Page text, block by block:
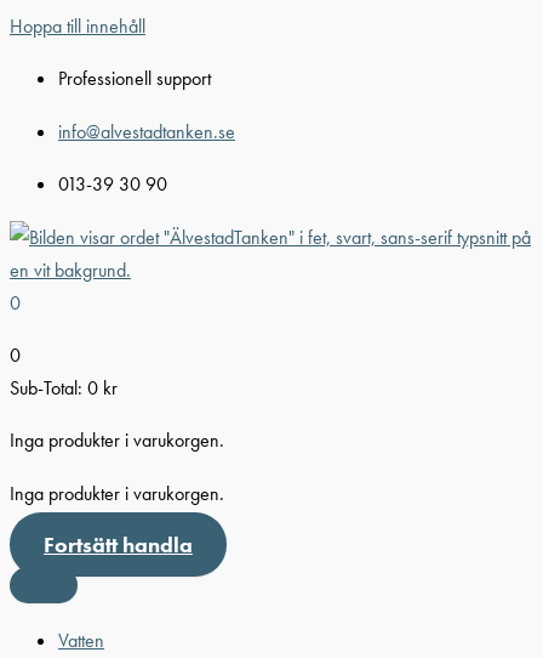
Hoppa till innehåll
Professionell support
info@alvestadtanken.se
013-39 30 90
0
0
Sub-Total: 0 kr
Inga produkter i varukorgen.
Inga produkter i varukorgen.
Fortsätt handla
Vatten